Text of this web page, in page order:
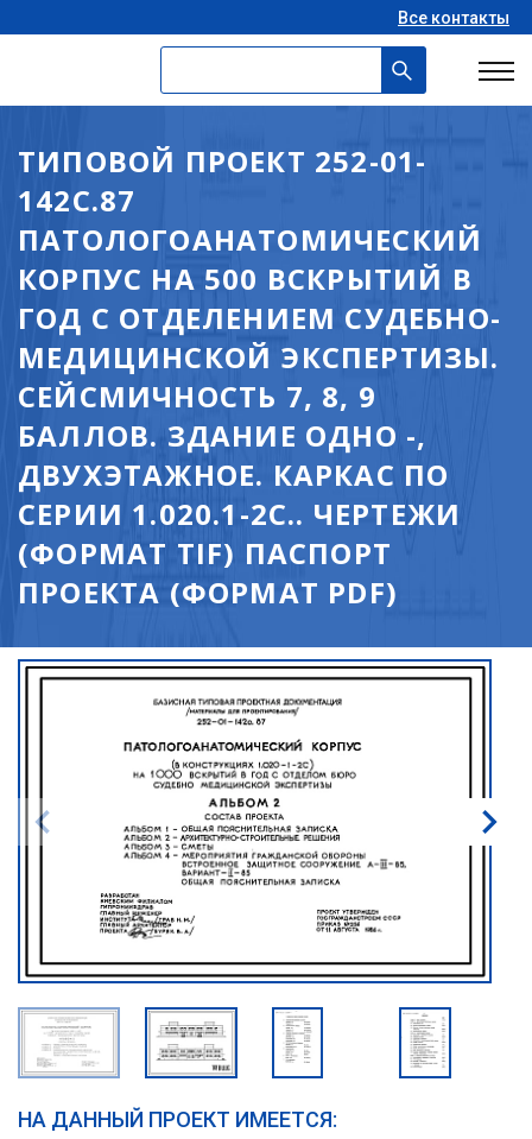
Все контакты
ТИПОВОЙ ПРОЕКТ 252-01-
142С.87
ПАТОЛОГОАНАТОМИЧЕСКИЙ
КОРПУС НА 500 ВСКРЫТИЙ В
ГОД С ОТДЕЛЕНИЕМ СУДЕБНО-
МЕДИЦИНСКОЙ ЭКСПЕРТИЗЫ.
СЕЙСМИЧНОСТЬ 7, 8, 9
БАЛЛОВ. ЗДАНИЕ ОДНО -,
ДВУХЭТАЖНОЕ. КАРКАС ПО
СЕРИИ 1.020.1-2С.. ЧЕРТЕЖИ
(ФОРМАТ TIF) ПАСПОРТ
ПРОЕКТА (ФОРМАТ PDF)
НА ДАННЫЙ ПРОЕКТ ИМЕЕТСЯ: